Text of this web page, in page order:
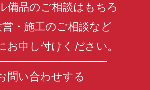
備品のご相談はもちろ
営・施工のご相談など
お申し付けください。
問い合わせする